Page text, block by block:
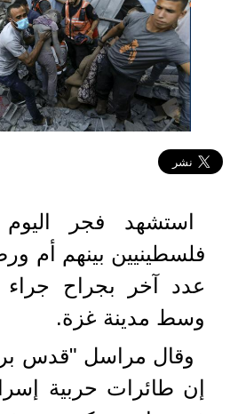
استشهد فجر اليوم
فلسطينيين بينهم أم
عدد آخر بجراح
وسط مدينة غزة.
وقال مراسل "قدس
إن طائرات حربية